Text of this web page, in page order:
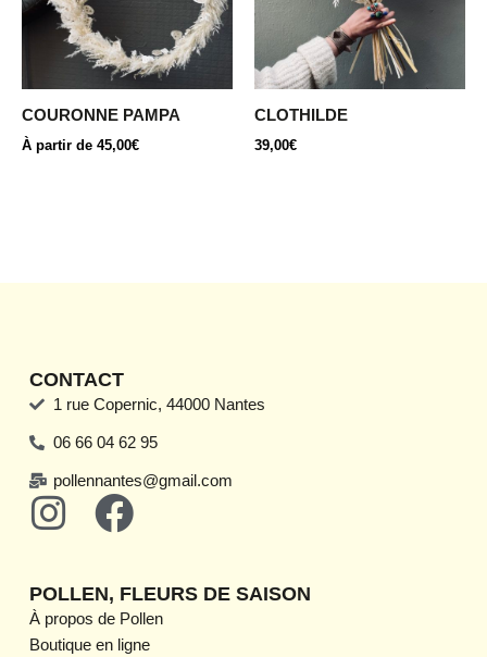
COURONNE PAMPA
À partir de 45,00€
options
choisies
sur
CLOTHILDE
39,00€
CONTACT
1 rue Copernic, 44000 Nantes
06 66 04 62 95
pollennantes@gmail.com
I
s
t
F
c
e
POLLEN, FLEURS DE SAISON
À propos de Pollen
Boutique en ligne